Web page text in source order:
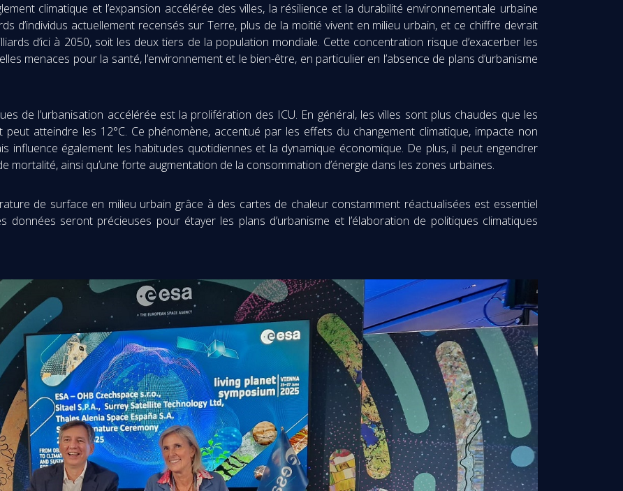
climatique et l’expansion accélérée des villes, la résilience et la durabilité environnementale urbaine
d’individus actuellement recensés sur Terre, plus de la moitié vivent en milieu urbain, et ce chiffre devrait
d’ici à 2050, soit les deux tiers de la population mondiale. Cette concentration risque d’exacerber les
menaces pour la santé, l’environnement et le bien-être, en particulier en l’absence de plans d’urbanisme
de l’urbanisation accélérée est la prolifération des ICU. En général, les villes sont plus chaudes que les
peut atteindre les 12°C. Ce phénomène, accentué par les effets du changement climatique, impacte non
influence également les habitudes quotidiennes et la dynamique économique. De plus, il peut engendrer
mortalité, ainsi qu’une forte augmentation de la consommation d’énergie dans les zones urbaines.
de surface en milieu urbain grâce à des cartes de chaleur constamment réactualisées est essentiel
données seront précieuses pour étayer les plans d’urbanisme et l’élaboration de politiques climatiques